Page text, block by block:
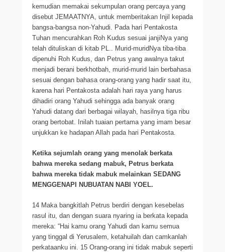
kemudian memakai sekumpulan orang percaya yang
disebut JEMAATNYA, untuk memberitakan Injil kepada
bangsa-bangsa non-Yahudi. Pada hari Pentakosta
Tuhan mencurahkan Roh Kudus sesuai janjiNya yang
telah dituliskan di kitab PL.. Murid-muridNya tiba-tiba
dipenuhi Roh Kudus, dan Petrus yang awalnya takut
menjadi berani berkhotbah, murid-murid lain berbahasa
sesuai dengan bahasa orang-orang yang hadir saat itu,
karena hari Pentakosta adalah hari raya yang harus
dihadiri orang Yahudi sehingga ada banyak orang
Yahudi datang dari berbagai wilayah, hasilnya tiga ribu
orang bertobat. Inilah tuaian pertama yang imam besar
unjukkan ke hadapan Allah pada hari Pentakosta.
Ketika sejumlah orang yang menolak berkata
bahwa mereka sedang mabuk, Petrus berkata
bahwa mereka tidak mabuk melainkan SEDANG
MENGGENAPI NUBUATAN NABI YOEL.
14 Maka bangkitlah Petrus berdiri dengan kesebelas
rasul itu, dan dengan suara nyaring ia berkata kepada
mereka: “Hai kamu orang Yahudi dan kamu semua
yang tinggal di Yerusalem, ketahuilah dan camkanlah
perkataanku ini. 15 Orang-orang ini tidak mabuk seperti